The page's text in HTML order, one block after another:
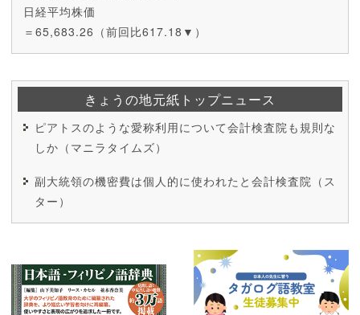
日経平均株価
＝65,683.26（前回比617.18▼）
きょうの地元紙トップニュース
ピアトスのような愛称利用について会計検査院も規則な
しか（マニラタイムズ）
副大統領の機密費は個人的に使われたと会計検査院（ス
ター）